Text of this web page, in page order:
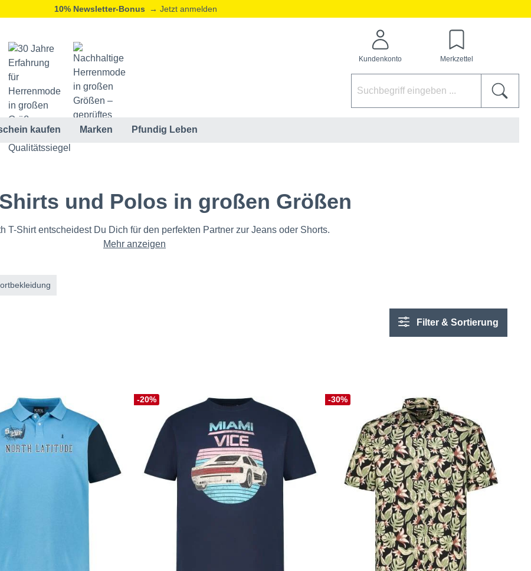
20% Neukunden-Rabatt → Jetzt registrieren
Kundenkonto Merkzettel
kaufen Marken Pfundig Leben
und Polos in großen Größen
T-Shirt entscheidest Du Dich für den perfekten Partner zur Jeans oder Shorts.
Mehr anzeigen
Filter & Sortierung
-20% -30%